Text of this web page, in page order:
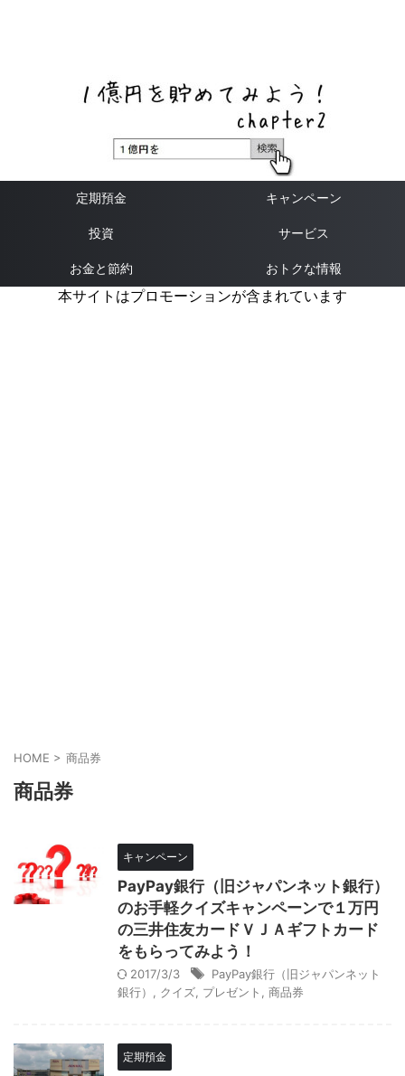
定期預金 キャンペーン
投資 サービス
お金と節約 おトクな情報
本サイトはプロモーションが含まれています
HOME > 商品券
商品券
キャンペーン
PayPay銀行（旧ジャパンネット銀行）
のお手軽クイズキャンペーンで１万円
の三井住友カードＶＪＡギフトカード
をもらってみよう！
2017/3/3
PayPay銀行（旧ジャパンネット
銀行）
クイズ プレゼント 商品券
定期預金